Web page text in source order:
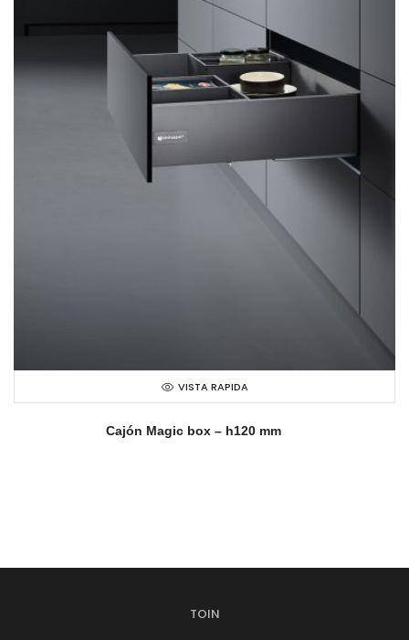
VISTA RAPIDA
Cajón Magic box – h120 mm
TOIN